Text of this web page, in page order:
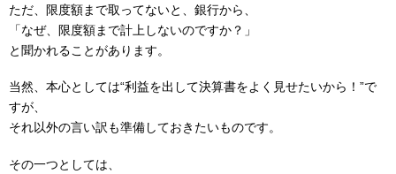
ただ、限度額まで取ってないと、銀行から、
「なぜ、限度額まで計上しないのですか？」
と聞かれることがあります。
当然、本心としては“利益を出して決算書をよく見せたいから！”で
すが、
それ以外の言い訳も準備しておきたいものです。
その一つとしては、